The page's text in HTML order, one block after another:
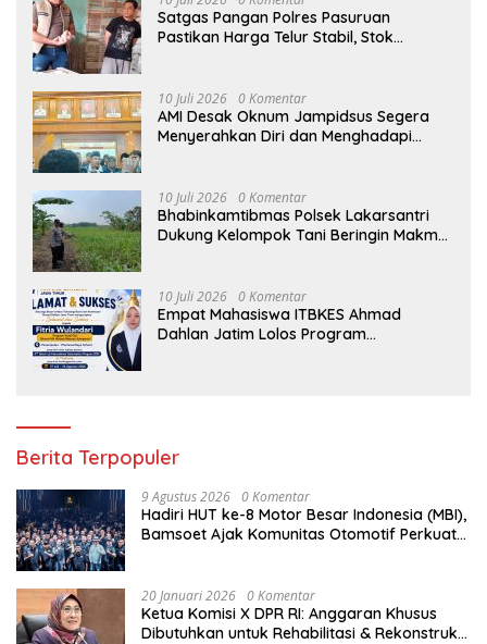
Satgas Pangan Polres Pasuruan
Pastikan Harga Telur Stabil, Stok
10 Juli 2026 0 Komentar
AMI Desak Oknum Jampidsus Segera
Menyerahkan Diri dan Menghadapi
10 Juli 2026 0 Komentar
Bhabinkamtibmas Polsek Lakarsantri
Dukung Kelompok Tani Beringin Makmur
10 Juli 2026 0 Komentar
Empat Mahasiswa ITBKES Ahmad
Dahlan Jatim Lolos Program
Berita Terpopuler
9 Agustus 2026 0 Komentar
Hadiri HUT ke-8 Motor Besar Indonesia (MBI),
Bamsoet Ajak Komunitas Otomotif Perkuat
Bangsa
20 Januari 2026 0 Komentar
Ketua Komisi X DPR RI: Anggaran Khusus
Dibutuhkan untuk Rehabilitasi & Rekonstruksi